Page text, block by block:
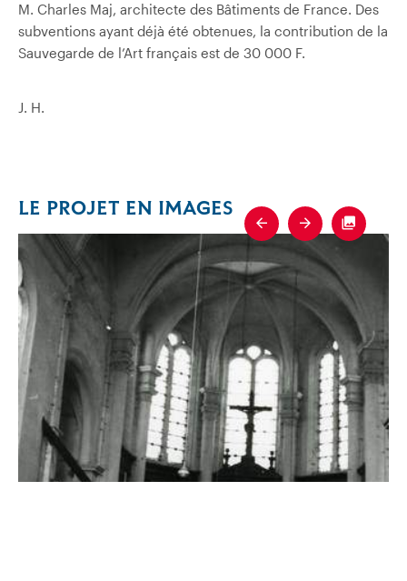
M. Charles Maj, architecte des Bâtiments de France. Des
subventions ayant déjà été obtenues, la contribution de la
Sauvegarde de l’Art français est de 30 000 F.
J. H.
LE PROJET EN IMAGES
Previous
Next